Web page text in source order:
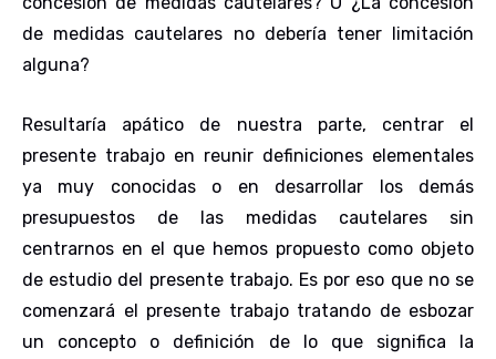
de medidas cautelares no debería tener limitación
alguna?
Resultaría apático de nuestra parte, centrar el
presente trabajo en reunir definiciones elementales
ya muy conocidas o en desarrollar los demás
presupuestos de las medidas cautelares sin
centrarnos en el que hemos propuesto como objeto
de estudio del presente trabajo. Es por eso que no se
comenzará el presente trabajo tratando de esbozar
un concepto o definición de lo que significa la